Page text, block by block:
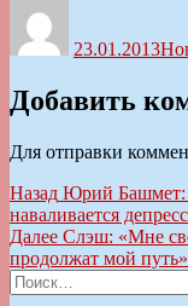
23.01.2013
Добавить
Для отправки
Навигация
по
записям
Назад Предыдущая
запись:
Юрий Башмет:
наваливается
Далее Следующая
запись:
Слэш: «Мне
продолжат мой путь»
Искать: